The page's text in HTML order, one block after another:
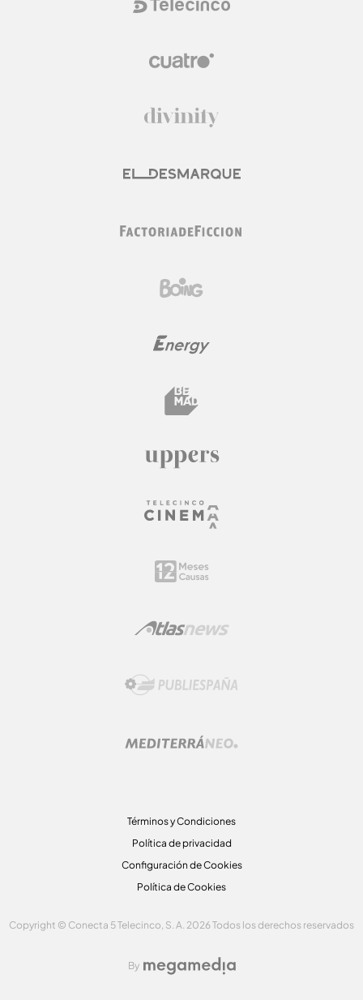
Términos y Condiciones
Política de privacidad
Configuración de Cookies
Política de Cookies
Copyright © Conecta 5 Telecinco, S. A. 2026 Todos los derechos reservados
By